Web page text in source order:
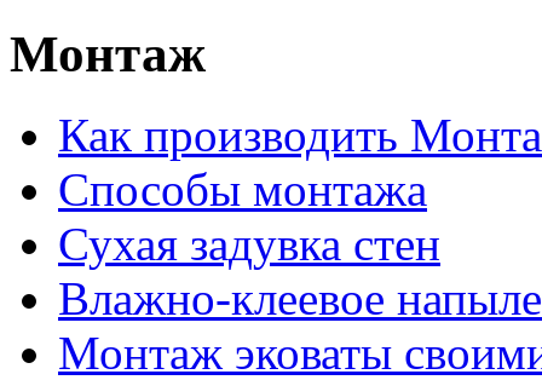
Монтаж
Как производить
Способы монтажа
Сухая задувка стен
Влажно-клеевое
Монтаж эковаты